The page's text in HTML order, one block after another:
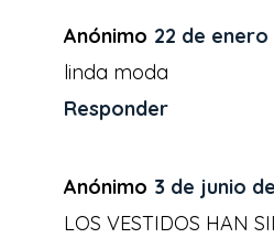
s
t
Anónimo 22 de enero
linda moda
Responder
Anónimo 3 de junio
LOS VESTIDOS HAN